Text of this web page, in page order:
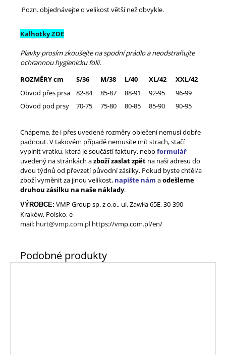
Pozn. objednávejte o velikost větší než obvykle.
Kalhotky ZDE
Plavky prosím zkoušejte na spodní prádlo a neodstraňujte
ochrannou hygienicku folii.
ROZMĚRY cm
S/36 M/38 L/40 XL/42
XXL/42
Obvod přes prsa
82-84 85-87 88-91 92-95
96-99
Obvod pod prsy
70-75 75-80 80-85 85-90 90-95
Chápeme, že i přes uvedené rozměry oblečení nemusí dobře
padnout. V takovém případě nemusíte mít strach, stačí
vyplnit vratku, která je součástí faktury, nebo formulář
uvedený na stránkách azboží zaslat zpět na naši adresu do
dvou týdnů od převzetí původní zásilky. Pokud byste chtěl/a
zboží vyměnit za jinou velikost, napište nám aodešleme
druhou zásilku na naše náklady.
VÝROBCE: VMP Group sp. z o.o., ul. Zawiła 65E, 30-390
Kraków, Polsko, e-
mail: hurt@vmp.com.pl https://vmp.com.pl/en/